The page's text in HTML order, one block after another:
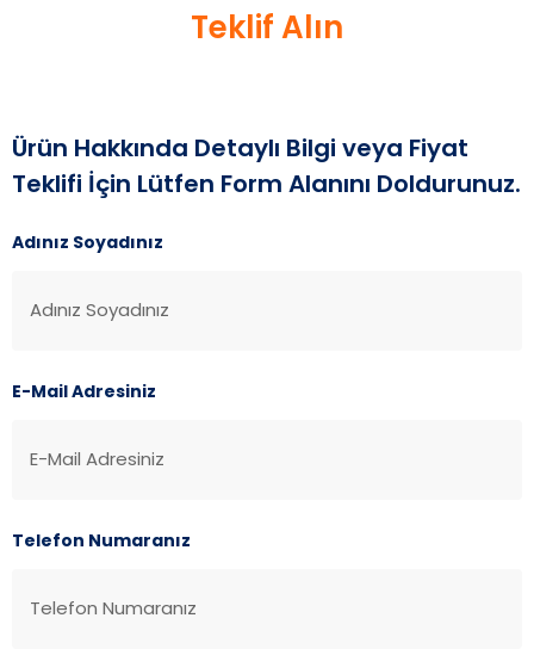
Teklif Alın
Ürün Hakkında Detaylı Bilgi veya Fiyat
Teklifi İçin Lütfen Form Alanını Doldurunuz.
Adınız Soyadınız
E-Mail Adresiniz
Telefon Numaranız